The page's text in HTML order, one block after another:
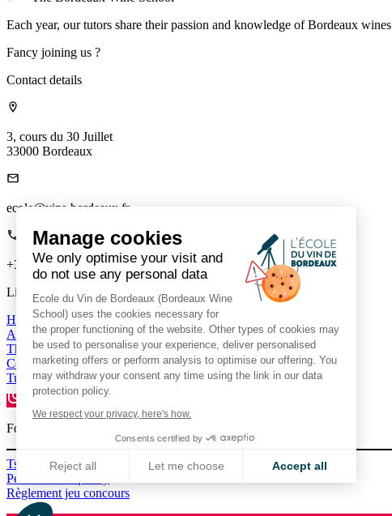
Each year, our tutors share their passion and knowledge of Bordeaux
Fancy joining us ?
Contact details
3, cours du 30 Juillet
33000 Bordeaux
ecole@vins-bordeaux.fr
+33 (0)5 56 00 22 85
Links
Home
About us
The Mag
Contact us
Tutor Portal
Follow us on social media to stay connected.
Ts & Cs
Personal data policy
Règlement jeu concours
Manage cookies
We only optimise your visit and
do not use any personal data
Ecole du Vin de Bordeaux (Bordeaux Wine
School) uses the cookies necessary for
the proper functioning of the website. Other types of cookies may
be used to personalise your experience, deliver personalised
marketing offers or perform analysis to optimise our offering. You
may withdraw your consent any time using the link in our data
protection policy.
We respect your privacy, here's how.
Consents certified by
Reject all Let me choose Accept all
Axeptio consent
Consent Management Platform: Personalize Your Options